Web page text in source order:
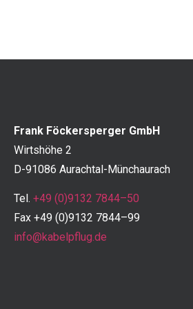
Frank Föckersperger GmbH
Wirtshöhe 2
D-91086 Aurachtal-Münchaurach
Tel. +49 (0)9132 7844–50
Fax +49 (0)9132 7844–99
info@kabelpflug.de